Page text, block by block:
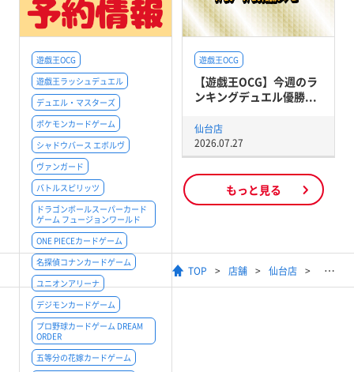
遊戯王OCG
【遊戯王OCG】今週のラ
ンキングデュエル優勝...
仙台店
2026.07.27
遊戯王OCG
遊戯王ラッシュデュエル
デュエル・マスターズ
ポケモンカードゲーム
シャドウバース エボルヴ
ヴァンガード
バトルスピリッツ
ドラゴンボールスーパーカード
ゲーム フュージョンワールド
ONE PIECEカードゲーム
名探偵コナンカードゲーム
ユニオンアリーナ
デジモンカードゲーム
プロ野球カードゲーム DREAM
ORDER
五等分の花嫁カードゲーム
もっと見る
TOP 店舗 仙台店